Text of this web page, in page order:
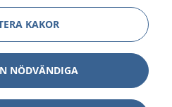
KAKOR
NÖDVÄNDIGA